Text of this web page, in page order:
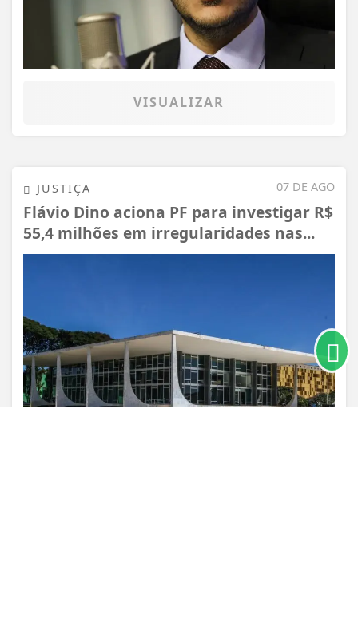
VISUALIZAR
07 DE AGO
JUSTIÇA
Flávio Dino aciona PF para investigar R$
55,4 milhões em irregularidades nas...
Termos de Uso e Privacidade
de Uso e Privacidade.
PARA MAIS INFORMAÇÕES,ACESSE NOSSOS TERMOS
CLICANDO AQUI
PROSSEGUIR